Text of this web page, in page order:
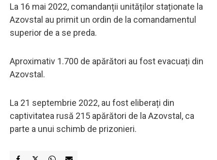
La 16 mai 2022, comandanții unităților staționate la
Azovstal au primit un ordin de la comandamentul
superior de a se preda.
Aproximativ 1.700 de apărători au fost evacuați din
Azovstal.
La 21 septembrie 2022, au fost eliberați din
captivitatea rusă 215 apărători de la Azovstal, ca
parte a unui schimb de prizonieri.